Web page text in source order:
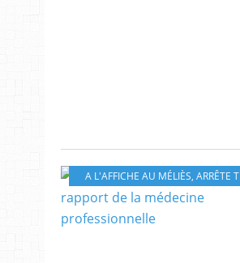
A L'AFFICHE AU MÉLIÈS, ARRÊTE TON CINÉMA